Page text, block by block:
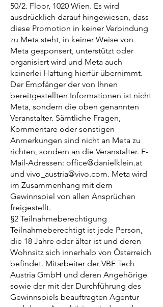
50/2. Floor, 1020 Wien. Es wird
ausdrücklich darauf hingewiesen, dass
diese Promotion in keiner Verbindung
zu Meta steht, in keiner Weise von
Meta gesponsert, unterstützt oder
organisiert wird und Meta auch
keinerlei Haftung hierfür übernimmt.
Der Empfänger der von Ihnen
bereitgestellten Informationen ist nicht
Meta, sondern die oben genannten
Veranstalter. Sämtliche Fragen,
Kommentare oder sonstigen
Anmerkungen sind nicht an Meta zu
richten, sondern an die Veranstalter. E-
Mail-Adressen: office@danielklein.at
und vivo_austria@vivo.com. Meta wird
im Zusammenhang mit dem
Gewinnspiel von allen Ansprüchen
freigestellt.
§2 Teilnahmeberechtigung
Teilnahmeberechtigt ist jede Person,
die 18 Jahre oder älter ist und deren
Wohnsitz sich innerhalb von Österreich
befindet. Mitarbeiter der VBF Tech
Austria GmbH und deren Angehörige
sowie der mit der Durchführung des
Gewinnspiels beauftragten Agentur